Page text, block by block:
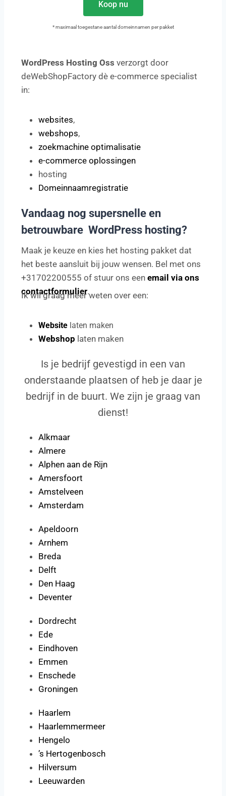
Koop nu
* maximaal toegestane aantal domeinnamen per pakket
WordPress Hosting Oss verzorgt door
deWebShopFactory dè e-commerce specialist
in:
websites,
webshops,
zoekmachine optimalisatie
e-commerce oplossingen
hosting
Domeinnaamregistratie
Vandaag nog supersnelle en
betrouwbare WordPress hosting?
Maak je keuze en kies het hosting pakket dat
het beste aansluit bij jouw wensen. Bel met ons
+31702200555 of stuur ons een email via ons
contactformulier.
Ik wil graag meer weten over een:
Website laten maken
Webshop laten maken
Is je bedrijf gevestigd in een van
onderstaande plaatsen of heb je daar je
bedrijf in de buurt. We zijn je graag van
dienst!
Alkmaar
Almere
Alphen aan de Rijn
Amersfoort
Amstelveen
Amsterdam
Apeldoorn
Arnhem
Breda
Delft
Den Haag
Deventer
Dordrecht
Ede
Eindhoven
Emmen
Enschede
Groningen
Haarlem
Haarlemmermeer
Hengelo
’s Hertogenbosch
Hilversum
Leeuwarden